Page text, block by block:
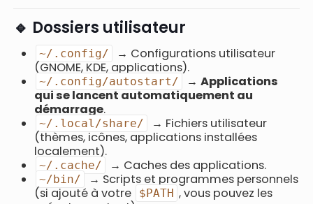
🔹 Dossiers utilisateur
~/.config/
→ Configurations utilisateur
(GNOME, KDE, applications).
~/.config/autostart/ →Applications
qui se lancent automatiquement au
démarrage.
~/.local/share/
→ Fichiers utilisateur
(thèmes, icônes, applications installées
localement).
~/.cache/ → Caches des applications.
~/bin/
→ Scripts et programmes personnels
(si ajouté à votre
$PATH , vous pouvez les